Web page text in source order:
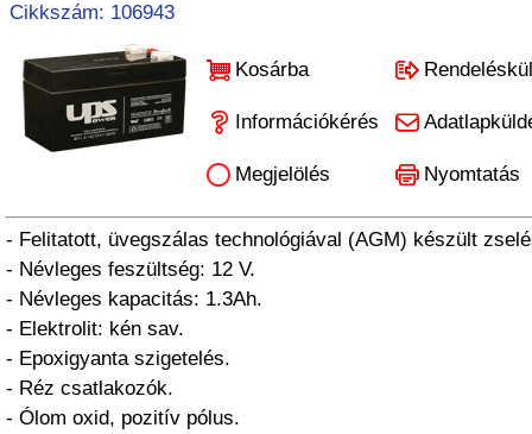
Cikkszám: 106943
Kosárba
Információkérés
Megjelölés Nyomtatás
- Felitatott, üvegszálas technológiával (AGM) készült
- Névleges feszültség: 12 V.
- Névleges kapacitás: 1.3Ah.
- Elektrolit: kén sav.
- Epoxigyanta szigetelés.
- Réz csatlakozók.
- Ólom oxid, pozitív pólus.